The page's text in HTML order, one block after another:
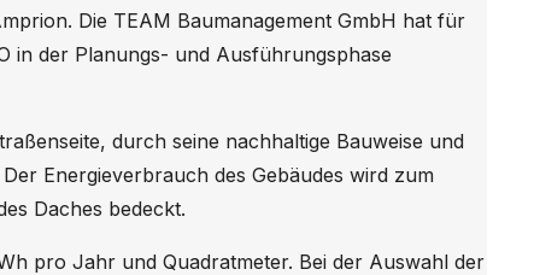
Die TEAM Baumanagement GmbH hat für
in der Planungs- und Ausführungsphase
durch seine nachhaltige Bauweise und
Energieverbrauch des Gebäudes wird zum
Daches bedeckt.
pro Jahr und Quadratmeter. Bei der Auswahl der